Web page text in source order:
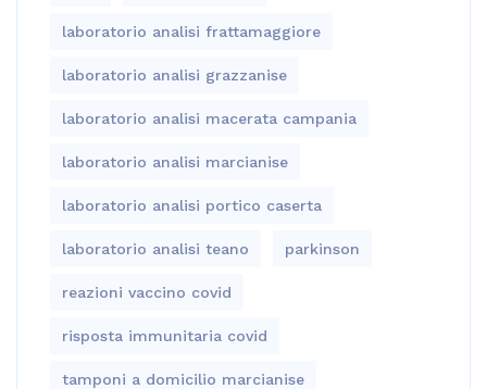
laboratorio analisi frattamaggiore
laboratorio analisi grazzanise
laboratorio analisi macerata campania
laboratorio analisi marcianise
laboratorio analisi portico caserta
laboratorio analisi teano parkinson
reazioni vaccino covid
risposta immunitaria covid
tamponi a domicilio marcianise